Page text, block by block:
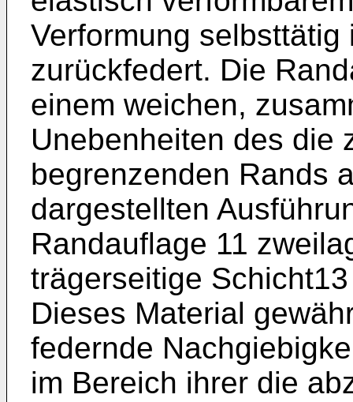
Verformung
zurückfedert. Die
einem weichen,
Unebenheiten des die
begrenzenden Rands
dargestellten
Randauflage 11
trägerseitige
Dieses Material
federnde
im Bereich ihrer die